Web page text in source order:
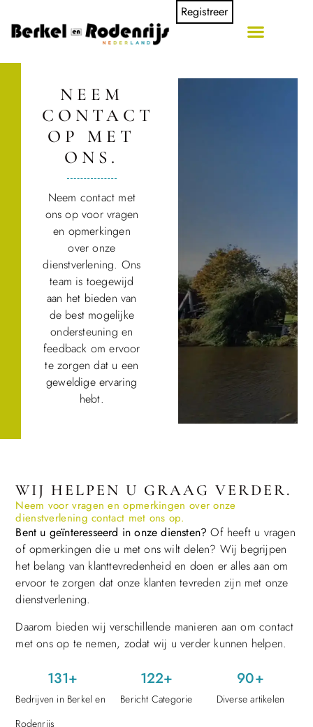
Registreer
NEEM
CONTACT
OP MET
ONS.
Neem contact met
ons op voor vragen
en opmerkingen
over onze
dienstverlening. Ons
team is toegewijd
aan het bieden van
de best mogelijke
ondersteuning en
feedback om ervoor
te zorgen dat u een
geweldige ervaring
hebt.
WIJ HELPEN U GRAAG VERDER.
Neem voor vragen en opmerkingen over onze
dienstverlening contact met ons op.
Bent u geïnteresseerd in onze diensten? Of heeft u vragen
of opmerkingen die u met ons wilt delen? Wij begrijpen
het belang van klanttevredenheid en doen er alles aan om
ervoor te zorgen dat onze klanten tevreden zijn met onze
dienstverlening.
Daarom bieden wij verschillende manieren aan om contact
met ons op te nemen, zodat wij u verder kunnen helpen.
Bedrijven in Berkel en
Rodenrijs
131+
Bericht Categorie
122+
Diverse artikelen
90+